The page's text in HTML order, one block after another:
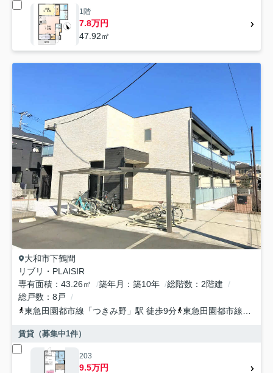
1階
7.8万円
47.92㎡
大和市下鶴間
リブリ・PLAISIR
専有面積
43.26㎡ 築年月 築10年 総階数
2階建
総戸数
8戸
東急田園都市線 「つきみ野 」駅 徒歩9分 東急田園都市線
賃貸（募集中1件）
203
9.5万円